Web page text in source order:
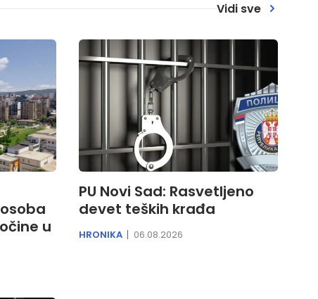
Vidi sve
u
PU Novi Sad: Rasvetljeno
devet teških krađa
HRONIKA 06.08.2026